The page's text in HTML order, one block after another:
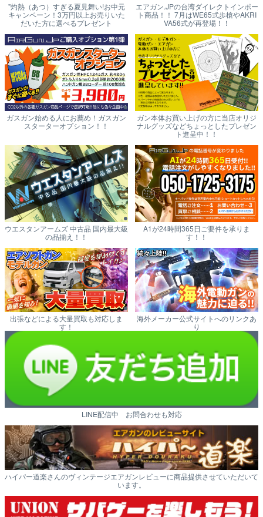
"灼熱（あつ）すぎる夏見舞い!お中元
キャンペーン！3万円以上お売りいた
だいた方に選べるプレゼント
エアガン.JPの台湾ダイレクトインポー
ト商品！！ 7月はWE65式歩槍やAKRI
VA56式が再登場！！
ガスガン始める人にお薦め！ガスガン
スターターオプション！！
ガン本体お買い上げの方に当店オリジ
ナルグッズなどちょっとしたプレゼン
ト進呈中！！
ウエスタンアームズ 中古品 国内最大級
の品揃え！！
A1が24時間365日ご要件を承りま
す！！
出張などによる大量買取も対応しま
す！
海外メーカー公式サイトへのリンクあ
り
LINE配信中 お問合わせも対応
ハイパー道楽さんのヴィンテージエアガンレビューに商品提供させていただいて
います。